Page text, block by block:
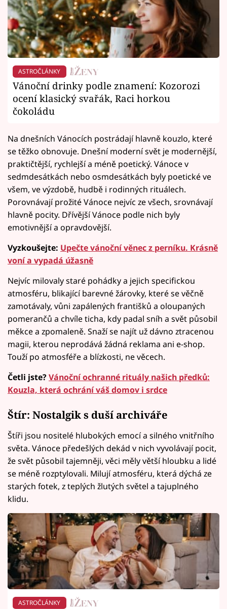
ASTROČLÁNKY
Vánoční drinky podle znamení: Kozorozi
ocení klasický svařák, Raci horkou
čokoládu
Na dnešních Vánocích postrádají hlavně kouzlo, které
se těžko obnovuje. Dnešní moderní svět je modernější,
praktičtější, rychlejší a méně poetický. Vánoce v
sedmdesátkách nebo osmdesátkách byly poetické ve
všem, ve výzdobě, hudbě i rodinných rituálech.
Porovnávají prožité Vánoce nejvíc ze všech, srovnávají
hlavně pocity. Dřívější Vánoce podle nich byly
emotivnější a opravdovější.
Vyzkoušejte: Upečte vánoční věnec z perníku. Krásně
voní a vypadá úžasně
Nejvíc milovaly staré pohádky a jejich specifickou
atmosféru, blikající barevné žárovky, které se věčně
zamotávaly, vůni zapálených františků a oloupaných
pomerančů a chvíle ticha, kdy padal sníh a svět působil
měkce a zpomaleně. Snaží se najít už dávno ztracenou
magii, kterou neprodává žádná reklama ani e-shop.
Touží po atmosféře a blízkosti, ne věcech.
Četli jste?Vánoční ochranné rituály našich předků:
Kouzla, která ochrání váš domov i srdce
Štír: Nostalgik s duší archiváře
Štíři jsou nositelé hlubokých emocí a silného vnitřního
světa. Vánoce předešlých dekád v nich vyvolávají pocit,
že svět působil tajemněji, věci měly větší hloubku a lidé
se méně rozptylovali. Milují atmosféru, která dýchá ze
starých fotek, z teplých žlutých světel a tajuplného
klidu.
ASTROČLÁNKY